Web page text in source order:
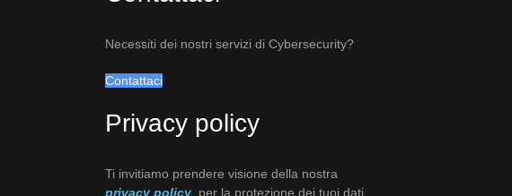
Necessiti dei nostri servizi di Cybersecurity?
Contattaci
Privacy policy
Ti invitiamo prendere visione della nostra
privacy policy per la protezione dei tuoi dati